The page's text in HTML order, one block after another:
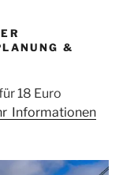
&
18 Euro
Informationen